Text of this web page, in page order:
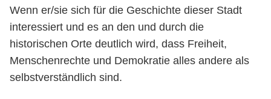
Wenn er/sie sich für die Geschichte dieser Stadt
interessiert und es an den und durch die
historischen Orte deutlich wird, dass Freiheit,
Menschenrechte und Demokratie alles andere als
selbstverständlich sind.